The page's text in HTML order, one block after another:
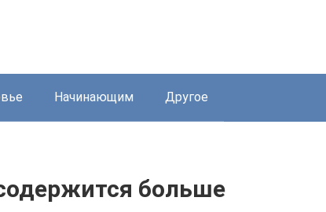
Начинающим Другое
больше